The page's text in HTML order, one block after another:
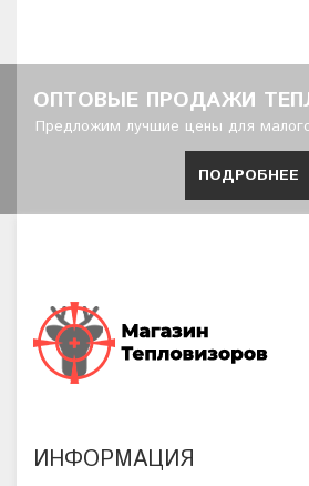
ОПТОВЫЕ ПРОДАЖИ
Предложим лучшие цены для
ПОДРОБНЕЕ
ИНФОРМАЦИЯ